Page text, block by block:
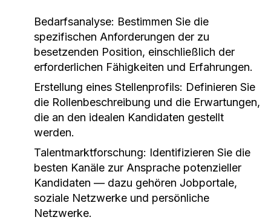
Bedarfsanalyse: Bestimmen Sie die
spezifischen Anforderungen der zu
besetzenden Position, einschließlich der
erforderlichen Fähigkeiten und Erfahrungen.
Erstellung eines Stellenprofils: Definieren Sie
die Rollenbeschreibung und die Erwartungen,
die an den idealen Kandidaten gestellt
werden.
Talentmarktforschung: Identifizieren Sie die
besten Kanäle zur Ansprache potenzieller
Kandidaten — dazu gehören Jobportale,
soziale Netzwerke und persönliche
Netzwerke.